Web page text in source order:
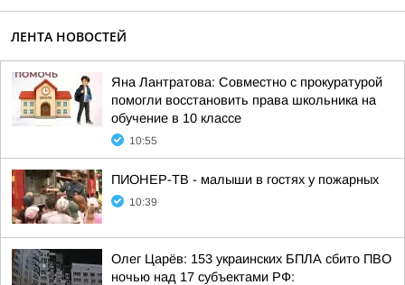
ЛЕНТА НОВОСТЕЙ
Яна Лантратова: Совместно с прокуратурой
помогли восстановить права школьника на
обучение в 10 классе
10:55
ПИОНЕР-ТВ - малыши в гостях у пожарных
10:39
Олег Царёв: 153 украинских БПЛА сбито ПВО
ночью над 17 субъектами РФ: